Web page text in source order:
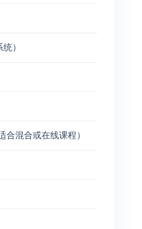
）
合混合或在线课程）